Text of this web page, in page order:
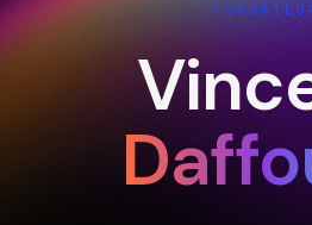
Holding
Portefeuille